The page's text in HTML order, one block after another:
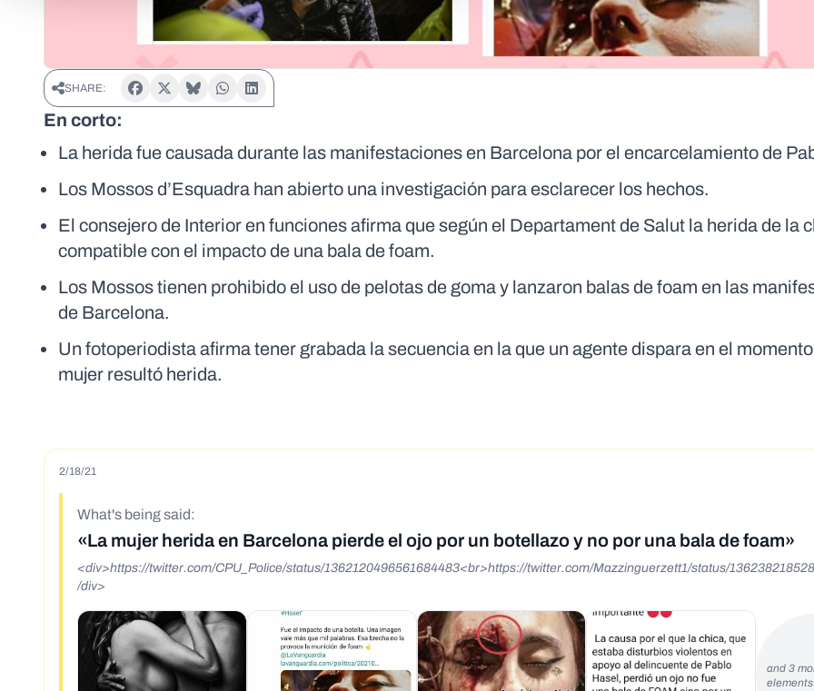
SHARE:
En corto:
La herida fue causada durante las manifestaciones en Barcelona por el encarcelamiento de
Los Mossos d’Esquadra han abierto una investigación para esclarecer los hechos.
El consejero de Interior en funciones afirma que según el Departament de Salut la herida de la
compatible con el impacto de una bala de foam.
Los Mossos tienen prohibido el uso de pelotas de goma y lanzaron balas de foam en las
de Barcelona.
Un fotoperiodista afirma tener grabada la secuencia en la que un agente dispara en el
mujer resultó herida.
2/18/21
What's being said:
«La mujer herida en Barcelona pierde el ojo por un botellazo y no por una bala de foam»
<div>https://twitter.com/CPU_Police/status/1362120496561684483<br>https://twitter.com/Mazzinguerzett1/status/
/div>
and 3